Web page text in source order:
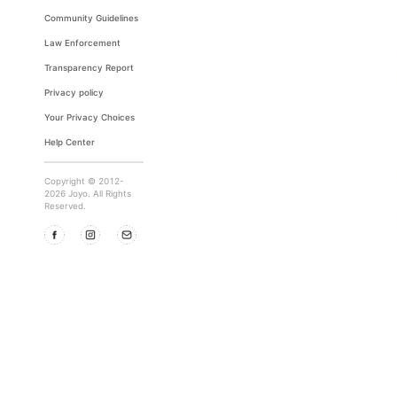
Community Guidelines
Law Enforcement
Transparency Report
Privacy policy
Your Privacy Choices
Help Center
Copyright © 2012-
2026 Joyo. All Rights
Reserved.